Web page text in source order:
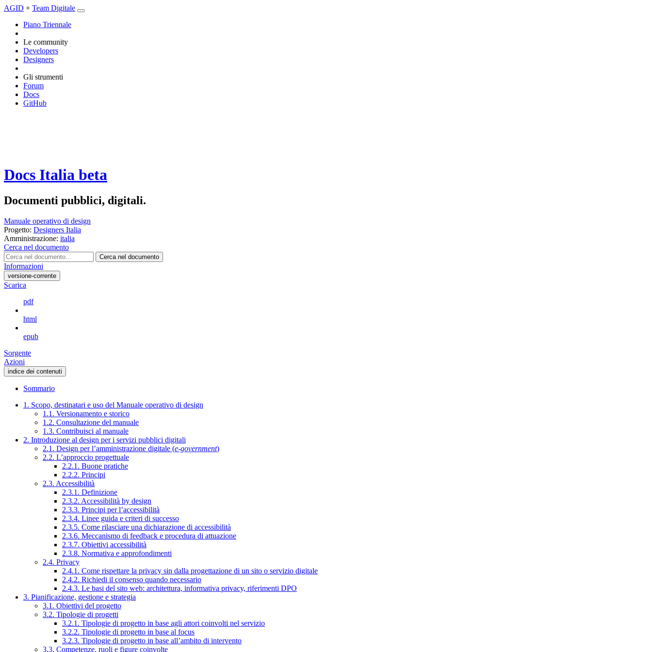
AGID + Team Digitale
Piano Triennale
Le community
Developers
Designers
Gli strumenti
Forum
Docs
GitHub
Docs Italia beta
Documenti pubblici, digitali.
Manuale operativo di design
Progetto: Designers Italia
Amministrazione: italia
Cerca nel documento
Cerca nel documento
Informazioni
versione-corrente
Scarica
pdf
html
epub
Sorgente
Azioni
indice dei contenuti
Sommario
1. Scopo, destinatari e uso del Manuale operativo di design
1.1. Versionamento e storico
1.2. Consultazione del manuale
1.3. Contribuisci al manuale
2. Introduzione al design per i servizi pubblici digitali
2.1. Design per l’amministrazione digitale (e-government)
2.2. L’approccio progettuale
2.2.1. Buone pratiche
2.2.2. Principi
2.3. Accessibilità
2.3.1. Definizione
2.3.2. Accessibilità by design
2.3.3. Principi per l’accessibilità
2.3.4. Linee guida e criteri di successo
2.3.5. Come rilasciare una dichiarazione di accessibilità
2.3.6. Meccanismo di feedback e procedura di attuazione
2.3.7. Obiettivi accessibilità
2.3.8. Normativa e approfondimenti
2.4. Privacy
2.4.1. Come rispettare la privacy sin dalla progettazione di un sito o servizio digitale
2.4.2. Richiedi il consenso quando necessario
2.4.3. Le basi del sito web: architettura, informativa privacy, riferimenti DPO
3. Pianificazione, gestione e strategia
3.1. Obiettivi del progetto
3.2. Tipologie di progetti
3.2.1. Tipologie di progetto in base agli attori coinvolti nel servizio
3.2.2. Tipologie di progetto in base al focus
3.2.3. Tipologie di progetto in base all’ambito di intervento
3.3. Competenze, ruoli e figure coinvolte